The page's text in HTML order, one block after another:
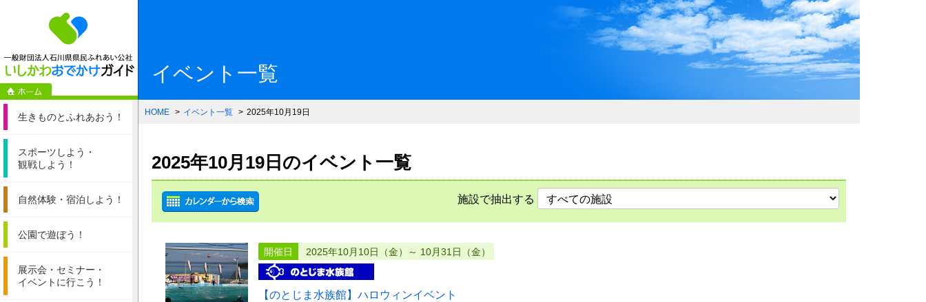
一般財団法人石川県県民ふれあい公社 いしかわおでかけガイド
生きものとふれあおう！
スポーツしよう・
観戦しよう！
自然体験・ 宿泊しよう！
公園で遊ぼう！
展示会・セミナー・
イベントに行こう！
イベント一覧
HOME イベント一覧 2025年10月19日
2025年10月19日のイベント一覧
施設で抽出する
開催日 2025年10月10日（金）～ 10月31日（金）
【のとじま水族館】ハロウィンイベント